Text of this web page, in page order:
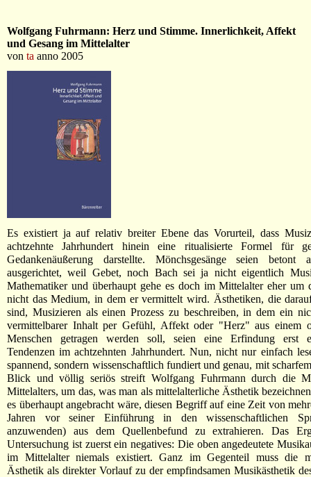
Wolfgang Fuhrmann: Herz und Stimme. Innerlichkeit, Affekt
und Gesang im Mittelalter
von ta anno 2005
Es existiert ja auf relativ breiter Ebene das Vorurteil, dass
achtzehnte Jahrhundert hinein eine ritualisierte Formel für
Gedankenäußerung darstellte. Mönchsgesänge seien betont
ausgerichtet, weil Gebet, noch Bach sei ja nicht eigentlich
Mathematiker und überhaupt gehe es doch im Mittelalter eher um
nicht das Medium, in dem er vermittelt wird. Ästhetiken, die
sind, Musizieren als einen Prozess zu beschreiben, in dem ein
vermittelbarer Inhalt per Gefühl, Affekt oder "Herz" aus einem
Menschen getragen werden soll, seien eine Erfindung erst
Tendenzen im achtzehnten Jahrhundert. Nun, nicht nur einfach
spannend, sondern wissenschaftlich fundiert und genau, mit
Blick und völlig seriös streift Wolfgang Fuhrmann durch die
Mittelalters, um das, was man als mittelalterliche Ästhetik
es überhaupt angebracht wäre, diesen Begriff auf eine Zeit von
Jahren vor seiner Einführung in den wissenschaftlichen
anzuwenden) aus dem Quellenbefund zu extrahieren. Das
Untersuchung ist zuerst ein negatives: Die oben angedeutete
im Mittelalter niemals existiert. Ganz im Gegenteil muss die
Ästhetik als direkter Vorlauf zu der empfindsamen Musikästhetik